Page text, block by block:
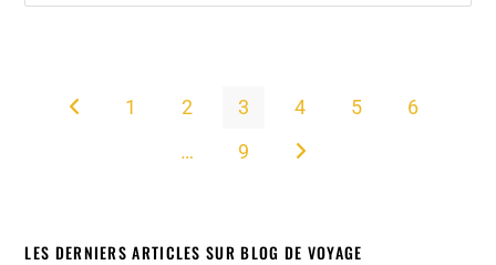
Go to the previous page
1 2 3 4 5
6
…
9 Aller à la page suivante
LES DERNIERS ARTICLES SUR BLOG DE VOYAGE